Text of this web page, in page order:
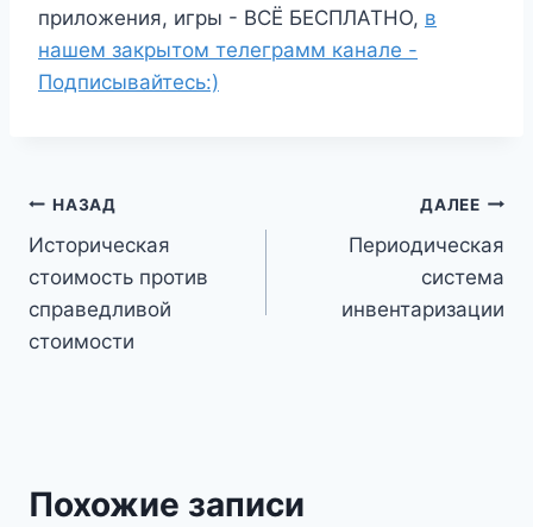
приложения, игры - ВСЁ БЕСПЛАТНО, в
нашем закрытом телеграмм канале -
Подписывайтесь:)
Навигация
по
записям
НАЗАД
Историческая
стоимость против
справедливой
стоимости
ДАЛЕЕ
Периодическая
система
инвентаризации
Похожие записи